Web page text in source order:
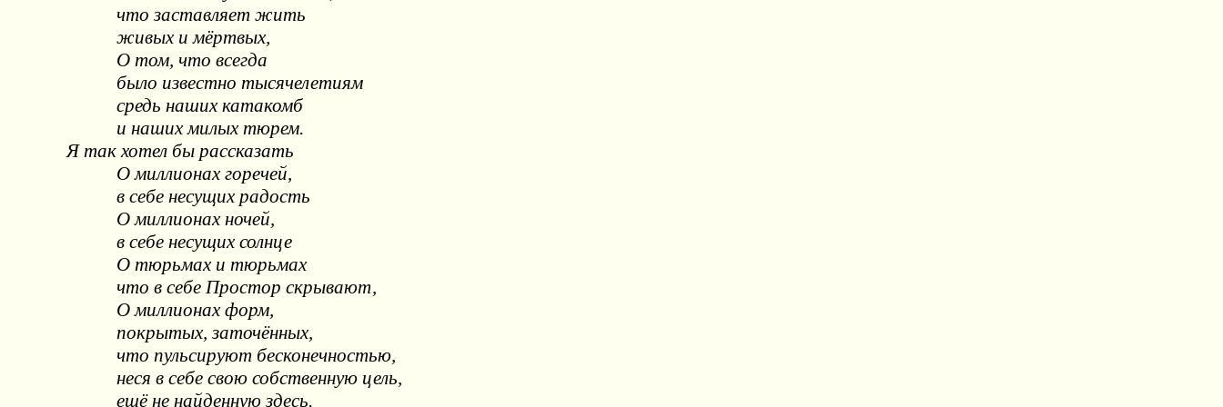
что заставляет жить
живых и мёртвых,
О том, что всегда
было известно тысячелетиям
средь наших катакомб
и наших милых тюрем.
Я так хотел бы рассказать
О миллионах горечей,
в себе несущих радость
О миллионах ночей,
в себе несущих солнце
О тюрьмах и тюрьмах
что в себе Простор скрывают,
О миллионах форм,
покрытых, заточённых,
что пульсируют бесконечностью,
неся в себе свою собственную цель,
ещё не найденную здесь.